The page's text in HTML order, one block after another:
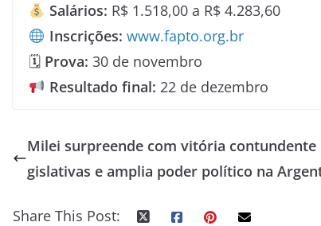
Salários: R$ 1.518,00 a R$ 4.283,60
Inscrições: www.fapto.org.br
🗓 Prova: 30 de novembro
Resultado final: 22 de dezembro
Milei surpreende com vitória contundente
gislativas e amplia poder político na
Share This Post: